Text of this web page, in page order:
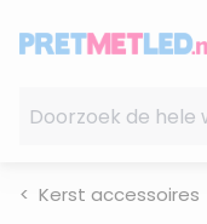
Kerst accessoires